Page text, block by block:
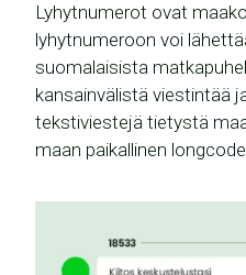
Lyhytnumerot ovat
lyhytnumeroon voi
suomalaisista
kansainvälistä viestintää
tekstiviestejä tietystä
maan paikallinen